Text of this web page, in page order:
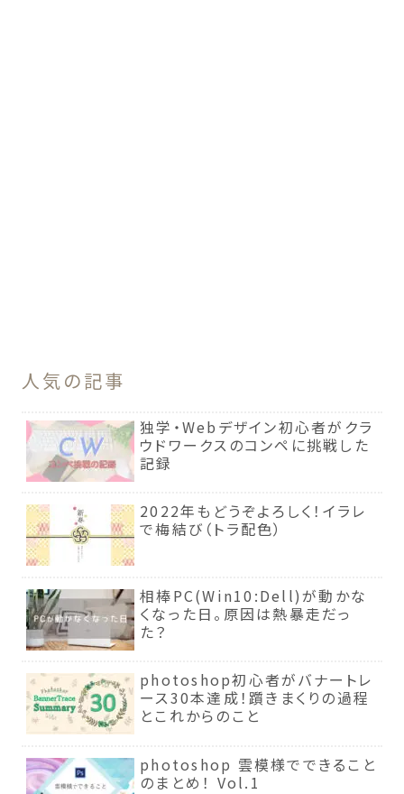
人気の記事
独学・Webデザイン初心者がクラ
ウドワークスのコンペに挑戦した
記録
2022年もどうぞよろしく！イラレ
で梅結び（トラ配色）
相棒PC(Win10:Dell)が動かな
くなった日。原因は熱暴走だっ
た？
photoshop初心者がバナートレ
ース30本達成！躓きまくりの過程
とこれからのこと
photoshop 雲模様でできること
のまとめ！ Vol.1